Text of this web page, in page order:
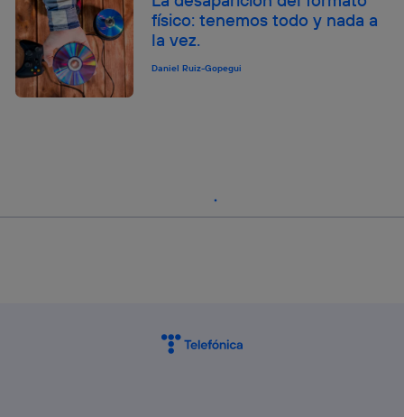
físico: tenemos todo y nada a
la vez.
Daniel Ruiz-Gopegui